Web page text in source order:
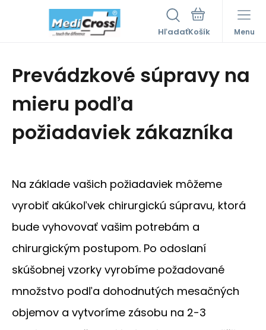
Hľadať Menu
Prevádzkové súpravy na
mieru podľa
požiadaviek zákazníka
Na základe vašich požiadaviek môžeme
vyrobiť akúkoľvek chirurgickú súpravu, ktorá
bude vyhovovať vašim potrebám a
chirurgickým postupom. Po odoslaní
skúšobnej vzorky vyrobíme požadované
množstvo podľa dohodnutých mesačných
objemov a vytvoríme zásobu na 2-3